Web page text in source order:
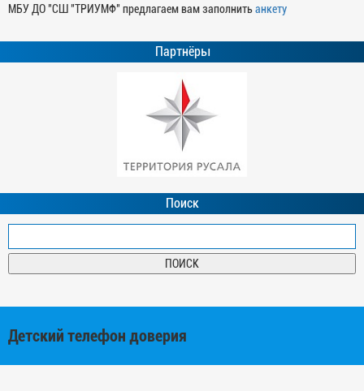
МБУ ДО "СШ "ТРИУМФ" предлагаем вам заполнитьанкету
Партнёры
Поиск
Детский телефон доверия